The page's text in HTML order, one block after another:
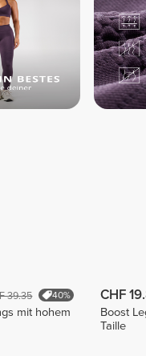
39.35 40%
mit hohem
CHF
Boost
Taille